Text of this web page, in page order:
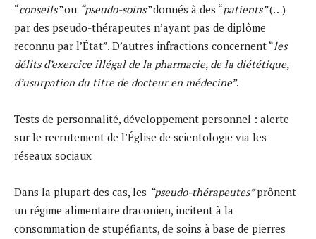
“conseils”ou “pseudo-soins”donnés à des “patients”(…)
par des pseudo-thérapeutes n’ayant pas de diplôme
reconnu par l’État”. D’autres infractions concernent “les
délits d’exercice illégal de la pharmacie, de la diététique,
d’usurpation du titre de docteur en médecine”.
Tests de personnalité, développement personnel : alerte
sur le recrutement de l’Église de scientologie via les
réseaux sociaux
Dans la plupart des cas, les “pseudo-thérapeutes”prônent
un régime alimentaire draconien, incitent à la
consommation de stupéfiants, de soins à base de pierres